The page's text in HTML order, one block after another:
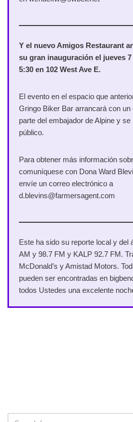
Y el nuevo Amigos Restaurant
su gran inauguración el jueves
5:30 en 102 West Ave E.
El evento en el espacio que
Gringo Biker Bar arrancará con un
parte del embajador de Alpine y se
público.
Para obtener más información
comuníquese con Dona Ward
envíe un correo electrónico a
d.blevins@farmersagent.com
Este ha sido su reporte local y del
AM y 98.7 FM y KALP 92.7 FM.
McDonald’s y Amistad Motors.
pueden ser encontradas en
todos Ustedes una excelente